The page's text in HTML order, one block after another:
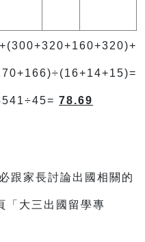
78.69
跟家長討論出國相關的
「大三出國留學專